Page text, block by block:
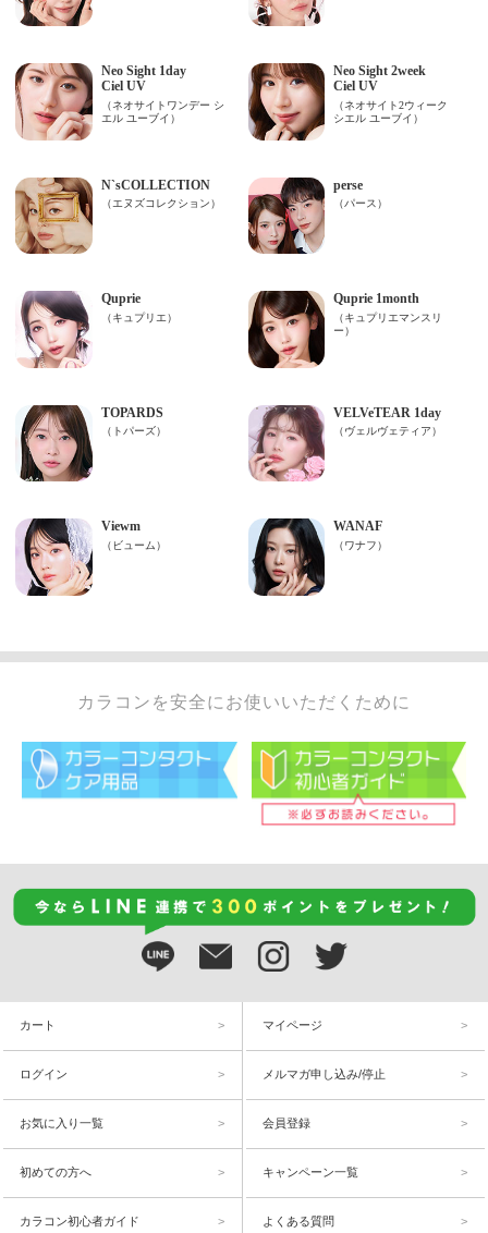
カラコンを安全にお使いいただくために
カート マイページ
ログイン メルマガ申し込み/停止
お気に入り一覧 会員登録
初めての方へ キャンペーン一覧
カラコン初心者ガイド よくある質問